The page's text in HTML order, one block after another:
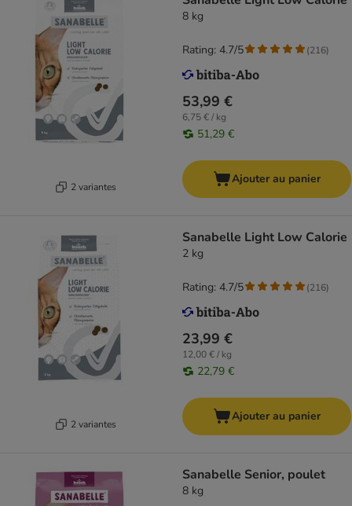
2 variantes
8 kg
53,99 €
6,75 € / kg
51,29 €
Rating: 4.7/5 (216)
Ajouter au panier
2 variantes
Sanabelle Light Low Calorie
2 kg
23,99 €
12,00 € / kg
22,79 €
Rating: 4.7/5 (216)
Ajouter au panier
Sanabelle Senior, poulet
8 kg